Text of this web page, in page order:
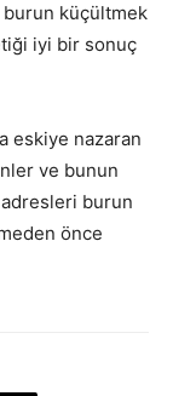
burun küçültmek
iyi bir sonuç
eskiye nazaran
ve bunun
burun
önce